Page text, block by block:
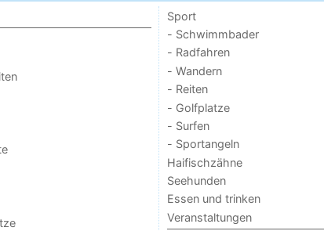
Sport
- Schwimmbader
- Radfahren
- Wandern
- Reiten
- Golfplatze
- Surfen
- Sportangeln
Haifischzähne
Seehunden
Essen und trinken
Veranstaltungen